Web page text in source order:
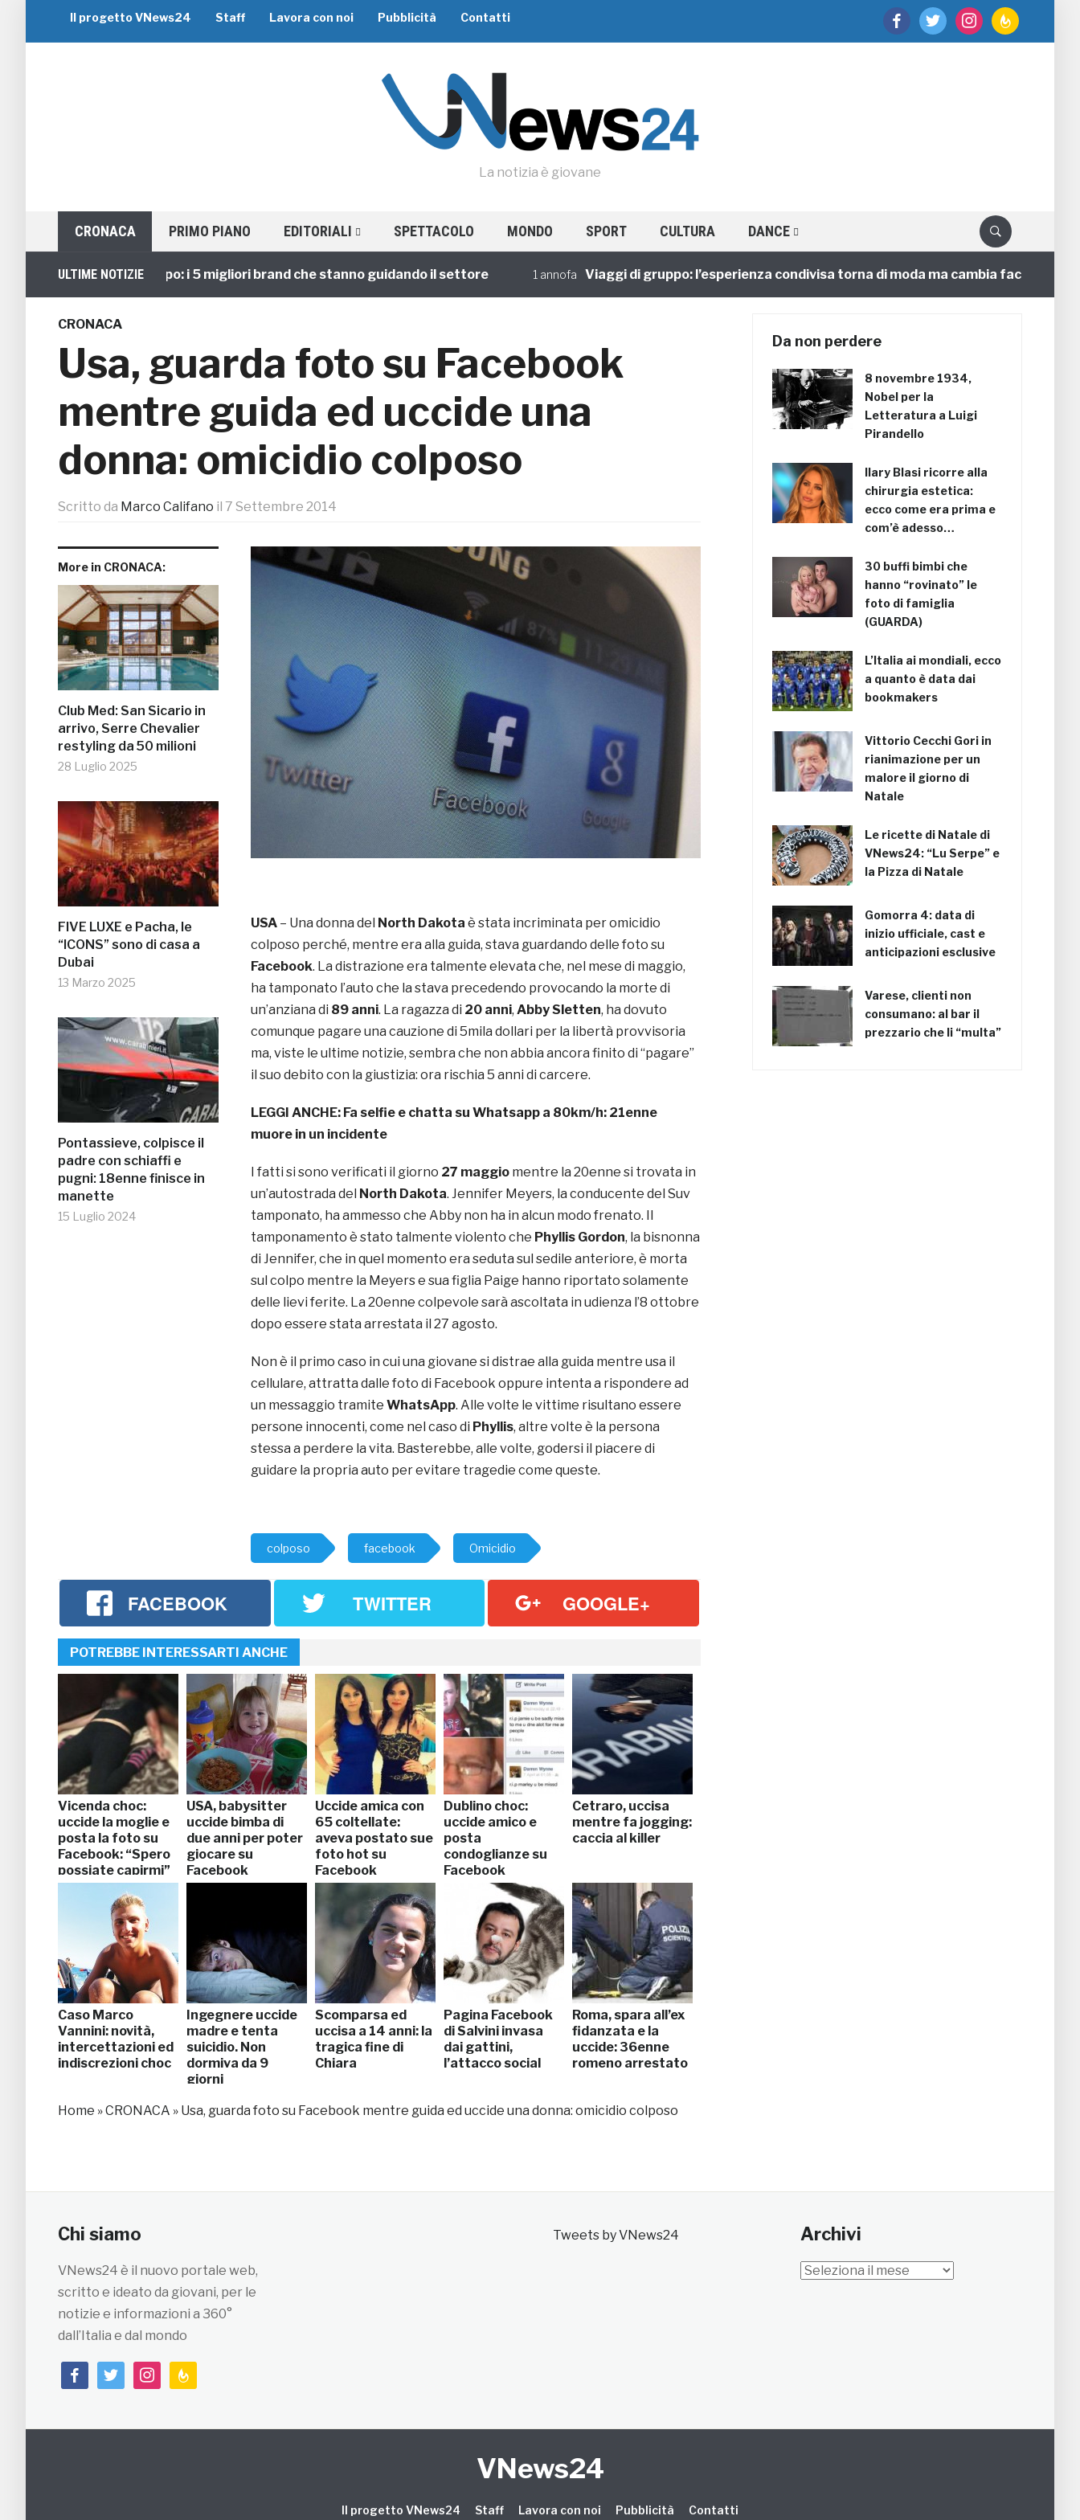
facebooktwitter instagramfeedburner
Il progetto VNews24 Staff Lavora con noi Pubblicità Contatti
La notizia è giovane
CRONACA PRIMO PIANO EDITORIALI SPETTACOLO MONDO SPORT CULTURA DANCE
ULTIME NOTIZIE
Viaggi di Gruppo: i 5 migliori brand che stanno guidando il settore 1 annofa Viaggi di gruppo: l’esperienza condivisa torna di moda ma cambia faccia
CRONACA
Usa, guarda foto su Facebook
mentre guida ed uccide una
donna: omicidio colposo
Scritto da Marco Califano il 7 Settembre 2014
More in CRONACA:
Club Med: San Sicario in
arrivo, Serre Chevalier
restyling da 50 milioni
28 Luglio 2025
FIVE LUXE e Pacha, le
“ICONS” sono di casa a
Dubai
13 Marzo 2025
Pontassieve, colpisce il
padre con schiaffi e
pugni: 18enne finisce in
manette
15 Luglio 2024
USA – Una donna del North Dakota è stata incriminata per omicidio
colposo perché, mentre era alla guida, stava guardando delle foto su
Facebook. La distrazione era talmente elevata che, nel mese di maggio,
ha tamponato l’auto che la stava precedendo provocando la morte di
un’anziana di 89 anni. La ragazza di 20 anni, Abby Sletten, ha dovuto
comunque pagare una cauzione di 5mila dollari per la libertà provvisoria
ma, viste le ultime notizie, sembra che non abbia ancora finito di “pagare”
il suo debito con la giustizia: ora rischia 5 anni di carcere.
LEGGI ANCHE: Fa selfie e chatta su Whatsapp a 80km/h: 21enne
muore in un incidente
I fatti si sono verificati il giorno 27 maggio mentre la 20enne si trovata in
un’autostrada del North Dakota. Jennifer Meyers, la conducente del Suv
tamponato, ha ammesso che Abby non ha in alcun modo frenato. Il
tamponamento è stato talmente violento che Phyllis Gordon, la bisnonna
di Jennifer, che in quel momento era seduta sul sedile anteriore, è morta
sul colpo mentre la Meyers e sua figlia Paige hanno riportato solamente
delle lievi ferite. La 20enne colpevole sarà ascoltata in udienza l’8 ottobre
dopo essere stata arrestata il 27 agosto.
Non è il primo caso in cui una giovane si distrae alla guida mentre usa il
cellulare, attratta dalle foto di Facebook oppure intenta a rispondere ad
un messaggio tramite WhatsApp. Alle volte le vittime risultano essere
persone innocenti, come nel caso di Phyllis, altre volte è la persona
stessa a perdere la vita. Basterebbe, alle volte, godersi il piacere di
guidare la propria auto per evitare tragedie come queste.
colposo facebook Omicidio
FACEBOOK TWITTER GOOGLE+
POTREBBE INTERESSARTI ANCHE
Vicenda choc:
uccide la moglie e
posta la foto su
Facebook: “Spero
possiate capirmi”
USA, babysitter
uccide bimba di
due anni per poter
giocare su
Facebook
Uccide amica con
65 coltellate:
aveva postato sue
foto hot su
Facebook
Dublino choc:
uccide amico e
posta
condoglianze su
Facebook
Cetraro, uccisa
mentre fa jogging:
caccia al killer
Caso Marco
Vannini: novità,
intercettazioni ed
indiscrezioni choc
Ingegnere uccide
madre e tenta
suicidio. Non
dormiva da 9
giorni
Scomparsa ed
uccisa a 14 anni: la
tragica fine di
Chiara
Pagina Facebook
di Salvini invasa
dai gattini,
l’attacco social
Roma, spara all’ex
fidanzata e la
uccide: 36enne
romeno arrestato
Home »CRONACA » Usa, guarda foto su Facebook mentre guida ed uccide una donna: omicidio colposo
Da non perdere
8 novembre 1934,
Nobel per la
Letteratura a Luigi
Pirandello
Ilary Blasi ricorre alla
chirurgia estetica:
ecco come era prima e
com’è adesso…
30 buffi bimbi che
hanno “rovinato” le
foto di famiglia
(GUARDA)
L’Italia ai mondiali, ecco
a quanto è data dai
bookmakers
Vittorio Cecchi Gori in
rianimazione per un
malore il giorno di
Natale
Le ricette di Natale di
VNews24: “Lu Serpe” e
la Pizza di Natale
Gomorra 4: data di
inizio ufficiale, cast e
anticipazioni esclusive
Varese, clienti non
consumano: al bar il
prezzario che li “multa”
Chi siamo
VNews24 è il nuovo portale web,
scritto e ideato da giovani, per le
notizie e informazioni a 360°
dall’Italia e dal mondo
facebooktwitterinstagramfeedburner
Tweets by VNews24 Archivi
Archivi
VNews24
Il progetto VNews24 Staff Lavora con noi Pubblicità Contatti